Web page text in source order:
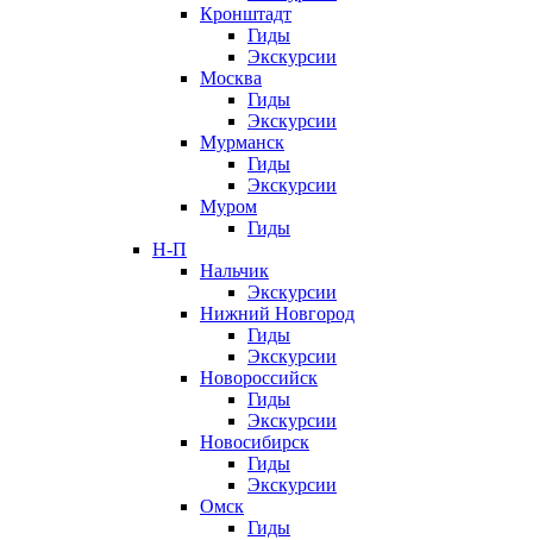
Кронштадт
Гиды
Экскурсии
Москва
Гиды
Экскурсии
Мурманск
Гиды
Экскурсии
Муром
Гиды
Н-П
Нальчик
Экскурсии
Нижний Новгород
Гиды
Экскурсии
Новороссийск
Гиды
Экскурсии
Новосибирск
Гиды
Экскурсии
Омск
Гиды